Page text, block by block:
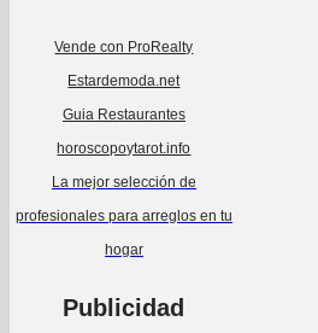
Vende con ProRealty
Estardemoda.net
Guia Restaurantes
horoscopoytarot.info
La mejor selección de
profesionales para arreglos en tu
hogar
Publicidad